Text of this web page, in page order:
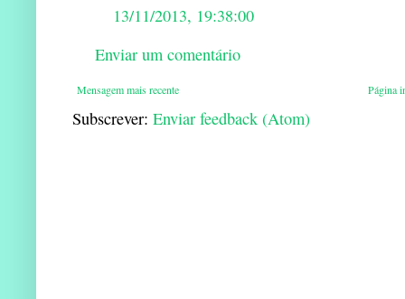
13/11/2013, 19:38:00
Enviar um comentário
Mensagem mais recente Página
Subscrever: Enviar feedback (Atom)